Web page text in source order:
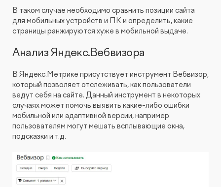
В таком случае необходимо сравнить позиции сайта
для мобильных устройств и ПК и определить, какие
страницы ранжируются хуже в мобильной выдаче.
Анализ Яндекс.Вебвизора
В Яндекс.Метрике присутствует инструмент Вебвизор,
который позволяет отслеживать, как пользователи
ведут себя на сайте. Данный инструмент в некоторых
случаях может помочь выявить какие-либо ошибки
мобильной или адаптивной версии, например
пользователям могут мешать всплывающие окна,
подсказки и т.д.